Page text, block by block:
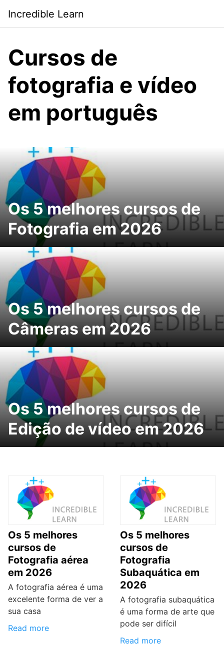
contenido
Incredible Learn
Cursos de
fotografia e vídeo
em português
Os 5 melhores cursos de
Fotografia em 2026
Os 5 melhores cursos de
Câmeras em 2026
Os 5 melhores cursos de
Edição de vídeo em 2026
Os 5 melhores
cursos de
Fotografia aérea
em 2026
A fotografia aérea é uma
excelente forma de ver a
sua casa
Read more
Os 5 melhores
cursos de
Fotografia
Subaquática em
2026
A fotografia subaquática
é uma forma de arte que
pode ser difícil
Read more